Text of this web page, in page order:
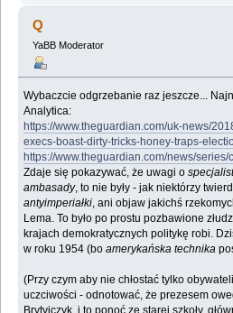
Q
YaBB Moderator
Wybaczcie odgrzebanie raz jeszcze...
Analytica:
https://www.theguardian.com/uk-news/
execs-boast-dirty-tricks-honey-traps-
https://www.theguardian.com/news/
Zdaje się pokazywać, że uwagi o
ambasady, to nie były - jak niektórzy
antyimperiałki, ani objaw jakichś
Lema. To było po prostu pozbawione
krajach demokratycznych politykę robi.
w roku 1954 (boamerykańska technika
(Przy czym aby nie chłostać tylko
uczciwości - odnotować, że prezesem
Brytyjczyk, i to ponoć ze starej szkoły,